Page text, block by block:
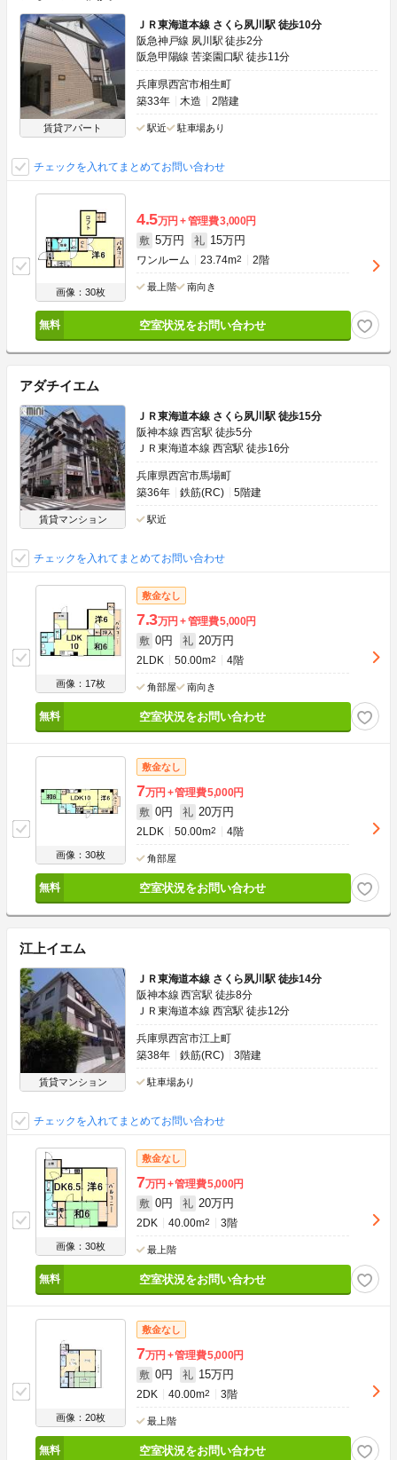
賃貸アパート
ＪＲ東海道本線 さくら夙川駅 徒歩10分
阪急神戸線 夙川駅 徒歩2分
阪急甲陽線 苦楽園口駅 徒歩11分
兵庫県西宮市相生町
築33年
木造 2階建
駅近 駐車場あり
チェックを入れてまとめてお問い合わせ
画像：30枚
4.5万円 管理費3,000円
敷 5万円 礼 15万円
ワンルーム 23.74m2 2階
最上階 南向き
空室状況をお問い合わせ
アダチイエム
賃貸マンション
ＪＲ東海道本線 さくら夙川駅 徒歩15分
阪神本線 西宮駅 徒歩5分
ＪＲ東海道本線 西宮駅 徒歩16分
兵庫県西宮市馬場町
築36年
鉄筋(RC) 5階建
駅近
チェックを入れてまとめてお問い合わせ
画像：17枚
敷金なし
7.3万円 管理費5,000円
敷 0円 礼 20万円
2LDK 50.00m2 4階
角部屋 南向き
空室状況をお問い合わせ
画像：30枚
敷金なし
7万円 管理費5,000円
敷 0円 礼 20万円
2LDK 50.00m2 4階
角部屋
空室状況をお問い合わせ
江上イエム
賃貸マンション
ＪＲ東海道本線 さくら夙川駅 徒歩14分
阪神本線 西宮駅 徒歩8分
ＪＲ東海道本線 西宮駅 徒歩12分
兵庫県西宮市江上町
築38年
鉄筋(RC) 3階建
駐車場あり
チェックを入れてまとめてお問い合わせ
画像：30枚
敷金なし
7万円 管理費5,000円
敷 0円 礼 20万円
2DK 40.00m2 3階
最上階
空室状況をお問い合わせ
画像：20枚
敷金なし
7万円 管理費5,000円
敷 0円 礼 15万円
2DK 40.00m2 3階
最上階
空室状況をお問い合わせ